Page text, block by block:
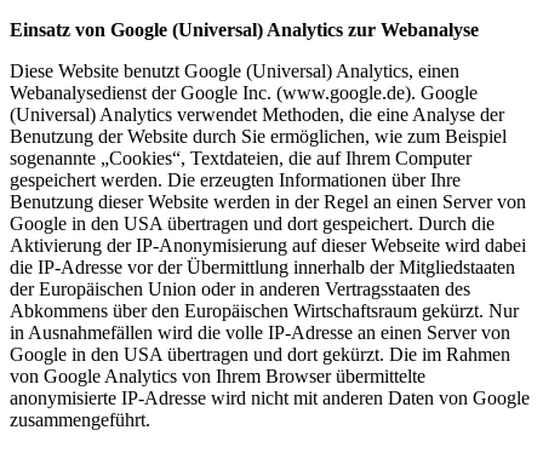
Einsatz von Google (Universal) Analytics zur Webanalyse
Diese Website benutzt Google (Universal) Analytics, einen
Webanalysedienst der Google Inc. (www.google.de). Google
(Universal) Analytics verwendet Methoden, die eine Analyse der
Benutzung der Website durch Sie ermöglichen, wie zum Beispiel
sogenannte „Cookies“, Textdateien, die auf Ihrem Computer
gespeichert werden. Die erzeugten Informationen über Ihre
Benutzung dieser Website werden in der Regel an einen Server von
Google in den USA übertragen und dort gespeichert. Durch die
Aktivierung der IP-Anonymisierung auf dieser Webseite wird dabei
die IP-Adresse vor der Übermittlung innerhalb der Mitgliedstaaten
der Europäischen Union oder in anderen Vertragsstaaten des
Abkommens über den Europäischen Wirtschaftsraum gekürzt. Nur
in Ausnahmefällen wird die volle IP-Adresse an einen Server von
Google in den USA übertragen und dort gekürzt. Die im Rahmen
von Google Analytics von Ihrem Browser übermittelte
anonymisierte IP-Adresse wird nicht mit anderen Daten von Google
zusammengeführt.